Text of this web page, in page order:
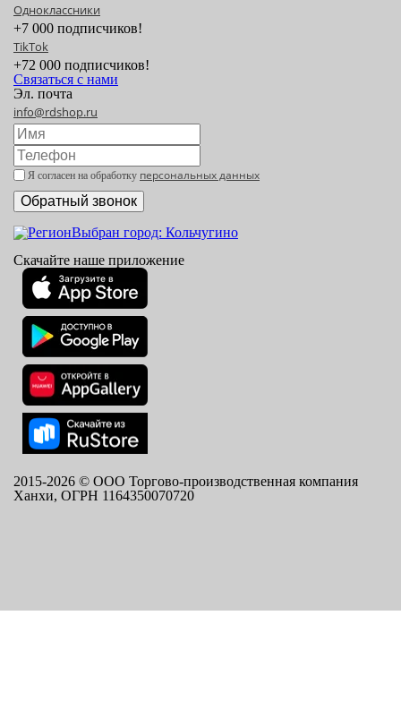
Одноклассники
+7 000 подписчиков!
TikTok
+72 000 подписчиков!
Связаться с нами
Эл. почта
info@rdshop.ru
Я согласен на обработку персональных данных
Выбран город: Кольчугино
Скачайте наше приложение
2015-2026 © ООО Торгово-производственная компания
Ханхи, ОГРН 1164350070720